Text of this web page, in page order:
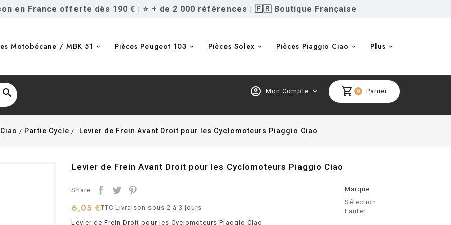
en France offerte dès 190 € | ⭐ + de 2 000 références | 🇫🇷 Boutique Française
Motobécane / MBK 51 Pièces Peugeot 103 Pièces Solex Pièces Piaggio Ciao Plus
 shopping_cart 0 Panier
account_circle Mon Compte expand_more
Partie Cycle Levier de Frein Avant Droit pour les Cyclomoteurs Piaggio Ciao
Levier de Frein Avant Droit pour les Cyclomoteurs Piaggio Ciao
Marque
Sélection
Lauter
Share:
6,05 €TTC Livraison sous 2 à 3 jours
Levier de Frein Droit pour les Cyclomoteurs Piaggio Ciao